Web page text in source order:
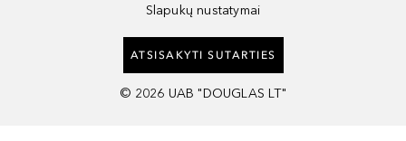
Slapukų nustatymai
ATSISAKYTI SUTARTIES
© 2026 UAB "DOUGLAS LT"